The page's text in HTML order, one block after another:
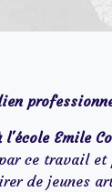
Emile
ce travail et
de jeunes